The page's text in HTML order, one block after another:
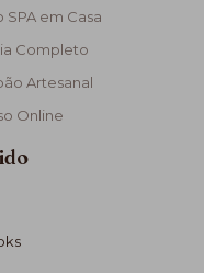
em Casa
Completo
Artesanal
Online